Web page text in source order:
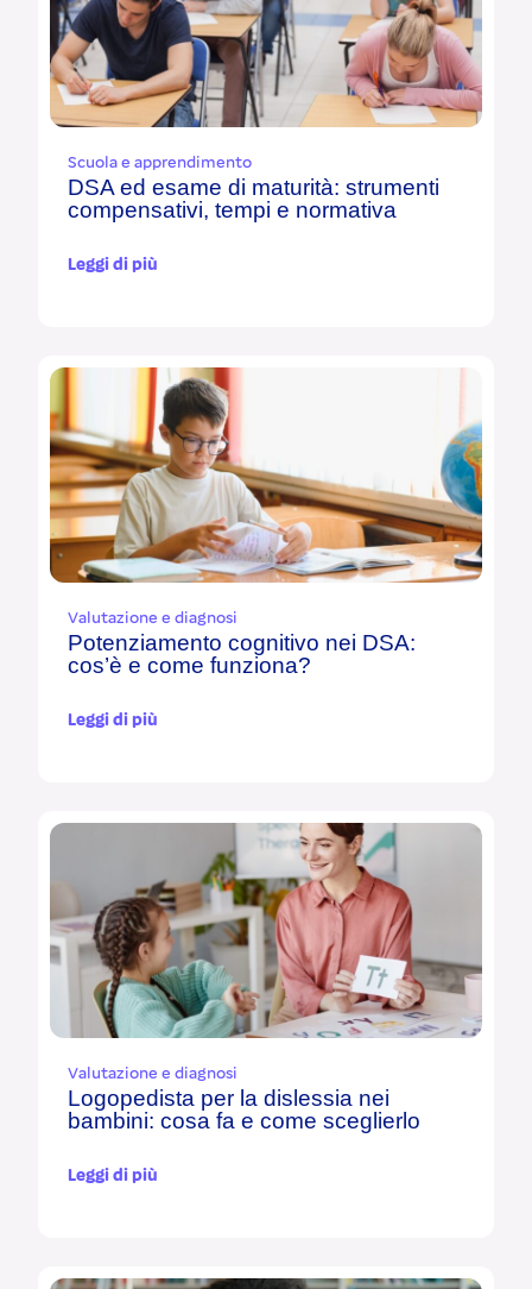
Scuola e apprendimento
DSA ed esame di maturità: strumenti
compensativi, tempi e normativa
Leggi di più
Valutazione e diagnosi
Potenziamento cognitivo nei DSA:
cos’è e come funziona?
Leggi di più
Valutazione e diagnosi
Logopedista per la dislessia nei
bambini: cosa fa e come sceglierlo
Leggi di più